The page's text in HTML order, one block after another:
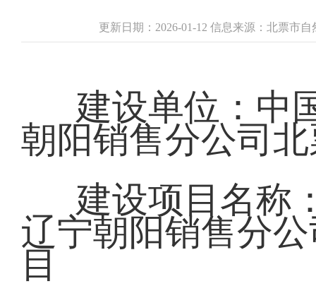
更新日期：2026-01-12 信息来源：北票市
建设单位：中
朝阳销售分公司
建设项目名称
辽宁朝阳销售分
目